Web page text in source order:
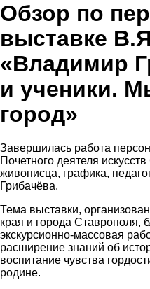
Обзор по
выставке
«Владимир
и ученики.
город»
Завершилась работа
Почетного деятеля
живописца, графика,
Грибачёва.
Тема выставки,
края и города Ставрополя,
экскурсионно-массовая
расширение знаний об
воспитание чувства
родине.